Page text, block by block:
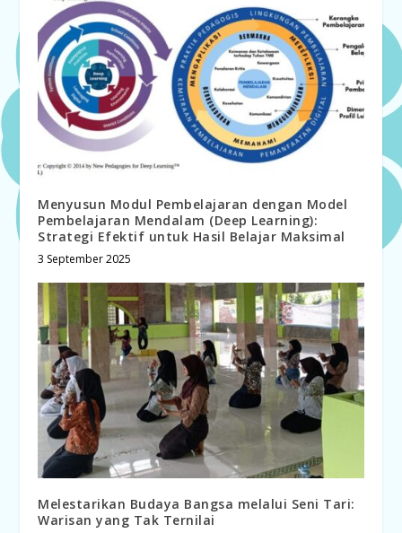
Menyusun Modul Pembelajaran dengan Model
Pembelajaran Mendalam (Deep Learning):
Strategi Efektif untuk Hasil Belajar Maksimal
3 September 2025
Melestarikan Budaya Bangsa melalui Seni Tari:
Warisan yang Tak Ternilai